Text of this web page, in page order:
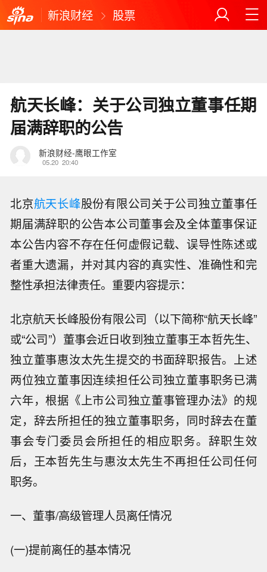
新浪财经 股票
航天长峰：关于公司独立董事任期
届满辞职的公告
新浪财经-鹰眼工作室
05.20 20:40
北京航天长峰股份有限公司关于公司独立董事任
期届满辞职的公告本公司董事会及全体董事保证
本公告内容不存在任何虚假记载、误导性陈述或
者重大遗漏，并对其内容的真实性、准确性和完
整性承担法律责任。重要内容提示：
北京航天长峰股份有限公司（以下简称“航天长峰”
或“公司”）董事会近日收到独立董事王本哲先生、
独立董事惠汝太先生提交的书面辞职报告。上述
两位独立董事因连续担任公司独立董事职务已满
六年，根据《上市公司独立董事管理办法》的规
定，辞去所担任的独立董事职务，同时辞去在董
事会专门委员会所担任的相应职务。辞职生效
后，王本哲先生与惠汝太先生不再担任公司任何
职务。
一、董事/高级管理人员离任情况
(一)提前离任的基本情况